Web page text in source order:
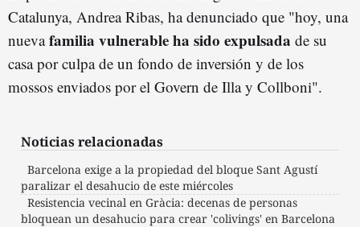
Catalunya, Andrea Ribas, ha denunciado que "hoy, una
nuevafamilia vulnerable ha sido expulsada de su
casa por culpa de un fondo de inversión y de los
mossos enviados por el Govern de Illa y Collboni".
Noticias relacionadas
Barcelona exige a la propiedad del bloque Sant Agustí
paralizar el desahucio de este miércoles
Resistencia vecinal en Gràcia: decenas de personas
bloquean un desahucio para crear 'colivings' en Barcelona